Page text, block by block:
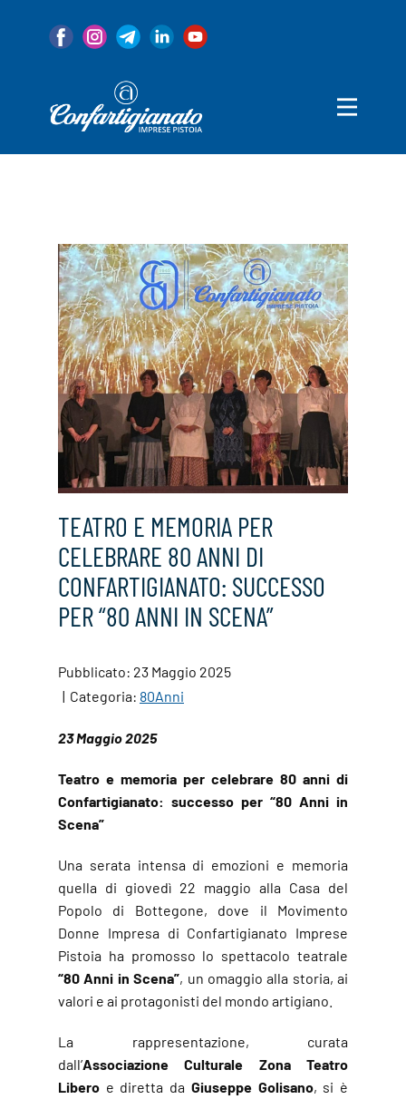
Associazione
Servizi
80 Anni
TEATRO E MEMORIA PER
CELEBRARE 80 ANNI DI
CONFARTIGIANATO: SUCCESSO
PER “80 ANNI IN SCENA”
Pubblicato: 23 Maggio 2025
Categoria: 80Anni
23 Maggio 2025
Teatro e memoria per celebrare 80 anni di
Confartigianato: successo per “80 Anni in
Scena”
Una serata intensa di emozioni e memoria
quella di giovedì 22 maggio alla Casa del
Popolo di Bottegone, dove il Movimento
Donne Impresa di Confartigianato Imprese
Pistoia ha promosso lo spettacolo teatrale
“80 Anni in Scena”, un omaggio alla storia, ai
valori e ai protagonisti del mondo artigiano.
La rappresentazione, curata
dall’Associazione Culturale Zona Teatro
Libero e diretta da Giuseppe Golisano, si è